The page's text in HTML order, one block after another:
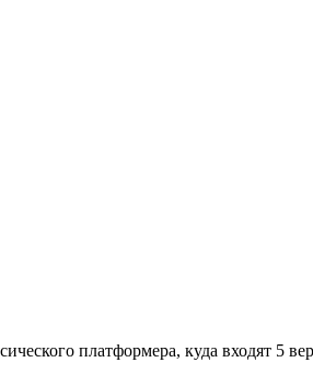
платформера, куда входят 5